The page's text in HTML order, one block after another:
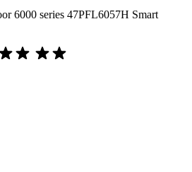
6000 series 47PFL6057H Smart